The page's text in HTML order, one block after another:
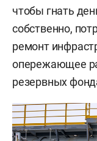
чтобы гнать
собственно,
ремонт
опережающее
резервных